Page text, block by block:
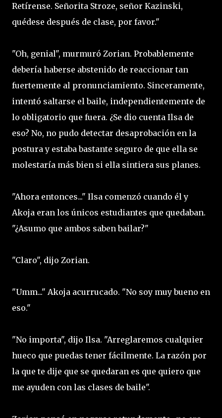
Retírense. Señorita Stroze, señor Kazinski,
quédese después de clase, por favor."
"Oh, genial", murmuró Zorian. Probablemente
debería haberse abstenido de reaccionar tan
fuertemente al pronunciamiento. Sinceramente,
intentó saltarse el baile, independientemente de
lo obligatorio que fuera. ¿Se dio cuenta Ilsa de
eso? No, no pudo detectar desaprobación en la
postura y estaba bastante seguro de que ella se
molestaría más bien si ella sintiera sus planes.
"Ahora entonces..." Ilsa comenzó cuando él y
Akoja eran los únicos estudiantes que quedaban.
"¿Asumo que ambos saben bailar?"
"Claro", dijo Zorian.
"Umm..." Akoja acurrucado. "No soy muy bueno en
eso."
"No importa", dijo Ilsa. "Arreglaremos cualquier
hueco que puedas tener fácilmente. La razón por
la que te dije que se quedaran es que quiero que
me ayuden con las clases de baile".